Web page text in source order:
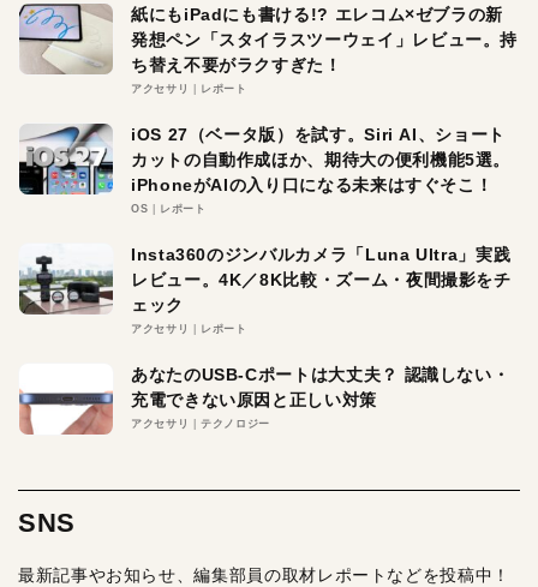
紙にもiPadにも書ける!? エレコム×ゼブラの新
発想ペン「スタイラスツーウェイ」レビュー。持
ち替え不要がラクすぎた！
アクセサリ レポート
iOS 27（ベータ版）を試す。Siri AI、ショート
カットの自動作成ほか、期待大の便利機能5選。
iPhoneがAIの入り口になる未来はすぐそこ！
OS レポート
Insta360のジンバルカメラ「Luna Ultra」実践
レビュー。4K／8K比較・ズーム・夜間撮影をチ
ェック
アクセサリ レポート
あなたのUSB-Cポートは大丈夫？ 認識しない・
充電できない原因と正しい対策
アクセサリ テクノロジー
SNS
最新記事やお知らせ、編集部員の取材レポートなどを投稿中！